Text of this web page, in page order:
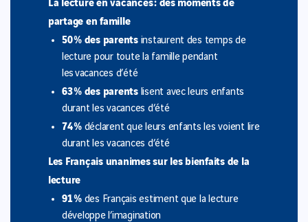
partage en famille
50 % des parentsinstaurent des temps de
lecture pour toute la famille pendant
les vacances d’été
63 % des parentslisent avec leurs enfants
durant les vacances d’été
74 %déclarent que leurs enfants les voient lire
durant les vacances d’été
Les Français unanimes sur les bienfaits de la
lecture
91 %des Français estiment que la lecture
développe l’imagination